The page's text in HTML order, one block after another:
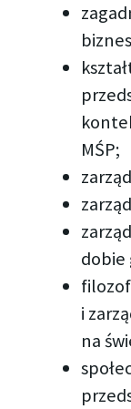
MŚP;
dobie
i
na